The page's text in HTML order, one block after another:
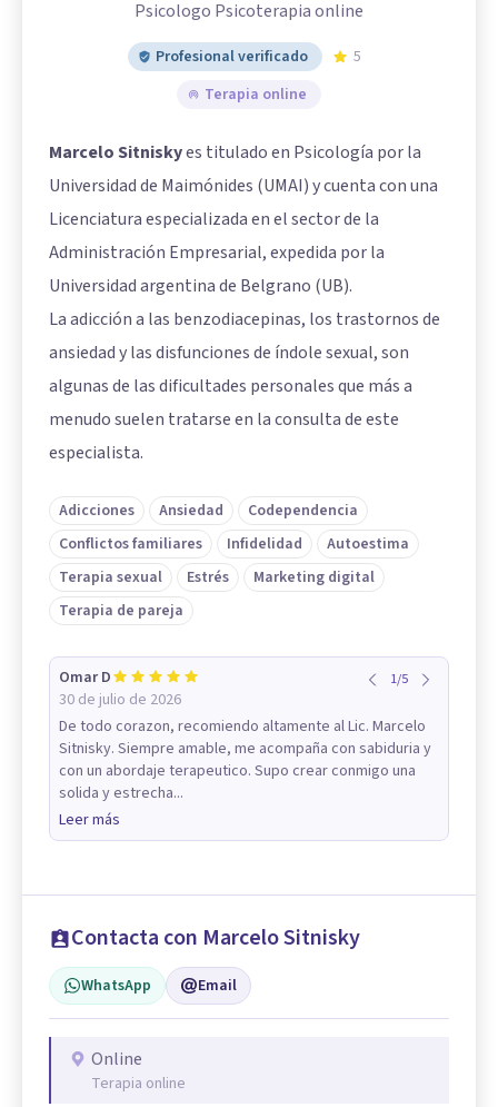
Psicologo Psicoterapia online
Profesional verificado
5
Terapia online
Marcelo Sitniskyes titulado en Psicología por la
Universidad de Maimónides (UMAI) y cuenta con una
Licenciatura especializada en el sector de la
Administración Empresarial, expedida por la
Universidad argentina de Belgrano (UB).
La adicción a las benzodiacepinas, los trastornos de
ansiedad y las disfunciones de índole sexual, son
algunas de las dificultades personales que más a
menudo suelen tratarse en la consulta de este
especialista.
Adicciones Ansiedad
Codependencia
Conflictos familiares
Infidelidad
Autoestima
Terapia sexual
Estrés
Marketing digital
Terapia de pareja
Omar D
30 de julio de 2026
1/5
De todo corazon, recomiendo altamente al Lic. Marcelo
Sitnisky. Siempre amable, me acompaña con sabiduria y
con un abordaje terapeutico. Supo crear conmigo una
solida y estrecha...
Leer más
Contacta con Marcelo Sitnisky
WhatsApp Email
Online
Terapia online